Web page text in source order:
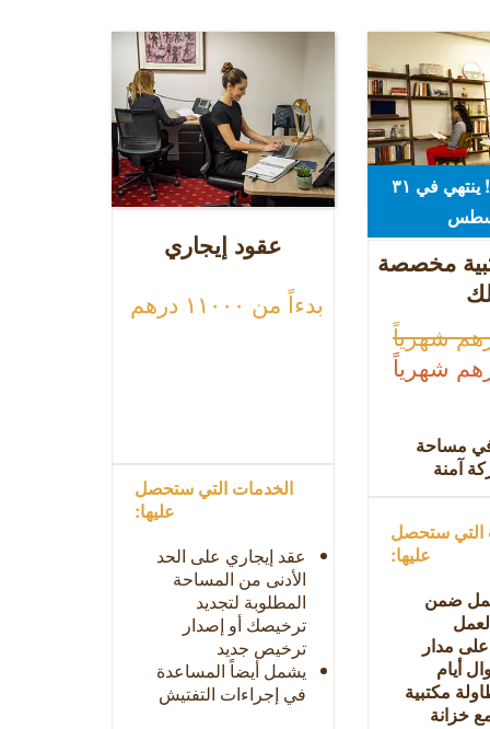
خصم ٣٠%! ينتهي في ٣۱
مخصصة
مساحة
آمنة
التي ستحصل
عليها:
ضمن
مدار
أيام
مكتبية
خزانة
عقود إيجاري
بدءاً من ١١٠٠٠ درهم
الخدمات التي ستحصل
عليها:
عقد إيجاري على الحد
الأدنى من المساحة
المطلوبة لتجديد
ترخيصك أو إصدار
ترخيص جديد
يشمل أيضاً المساعدة
في إجراءات التفتيش